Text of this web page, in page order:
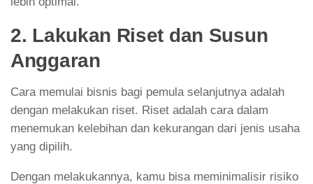
2. Lakukan Riset dan Susun
Anggaran
Cara memulai bisnis bagi pemula selanjutnya adalah
dengan melakukan riset. Riset adalah cara dalam
menemukan kelebihan dan kekurangan dari jenis usaha
yang dipilih.
Dengan melakukannya, kamu bisa meminimalisir risiko